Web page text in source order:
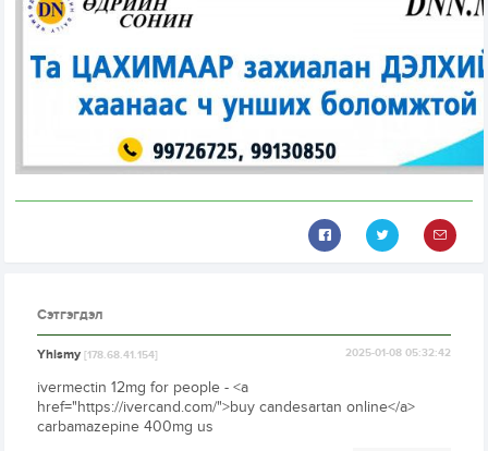
Сэтгэгдэл
Yhismy[178.68.41.154] 2025-01-08 05:32:42
ivermectin 12mg for people - <a
href="https://ivercand.com/">buy candesartan online</a>
carbamazepine 400mg us